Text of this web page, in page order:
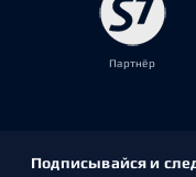
Партнёр
Подписывайся и